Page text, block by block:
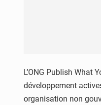
L’ONG Publish What
développement
organisation non